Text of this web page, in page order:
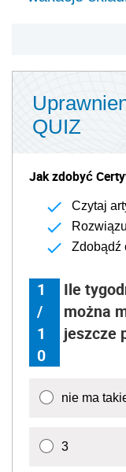
QUIZ
Jak zdobyć
Czytaj
Zdobądź
1
/
1
0
Ile
można
jeszcze
nie ma
3